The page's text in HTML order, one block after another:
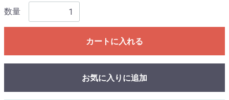
数量
カートに入れる
お気に入りに追加